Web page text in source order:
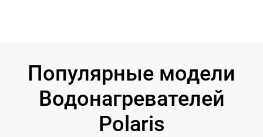
Популярные модели
Водонагревателей
Polaris